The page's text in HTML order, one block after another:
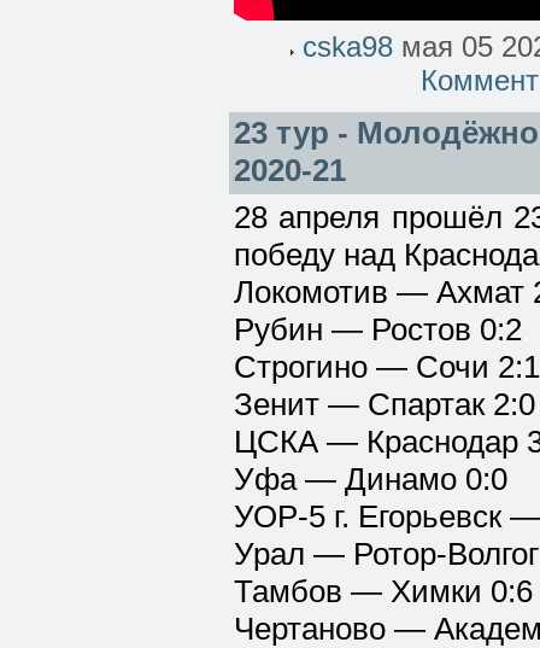
cska98мая 05
23 тур -
2020-21
28 апреля прошёл
победу над
Локомотив — Ахмат
Рубин — Ростов 0:2
Строгино — Сочи 2:1
Зенит — Спартак 2:0
ЦСКА — Краснодар
Уфа — Динамо 0:0
УОР-5 г. Егорьевск
Урал — Ротор-
Тамбов — Химки 0:6
Чертаново —